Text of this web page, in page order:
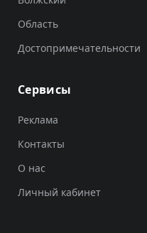
Область
Достопримечательности
Сервисы
Реклама
Контакты
О нас
Личный кабинет